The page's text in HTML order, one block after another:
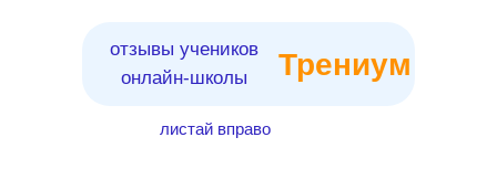
отзывы учеников
онлайн-школы
Трениум
листай вправо